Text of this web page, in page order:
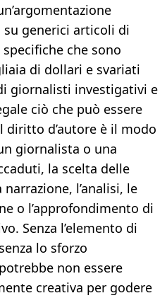
su generici articoli di
che sono
di dollari e svariati
giornalisti investigativi e
ciò che può essere
d’autore è il modo
giornalista o una
la scelta delle
l’analisi, le
o l’approfondimento di
Senza l’elemento di
lo sforzo
non essere
creativa per godere